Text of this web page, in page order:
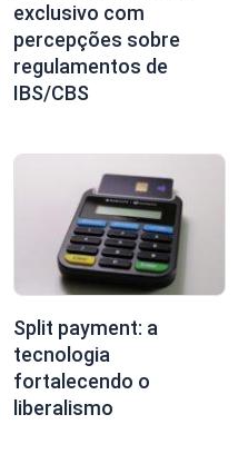
exclusivo com
percepções sobre
regulamentos de
IBS/CBS
Split payment: a
tecnologia
fortalecendo o
liberalismo